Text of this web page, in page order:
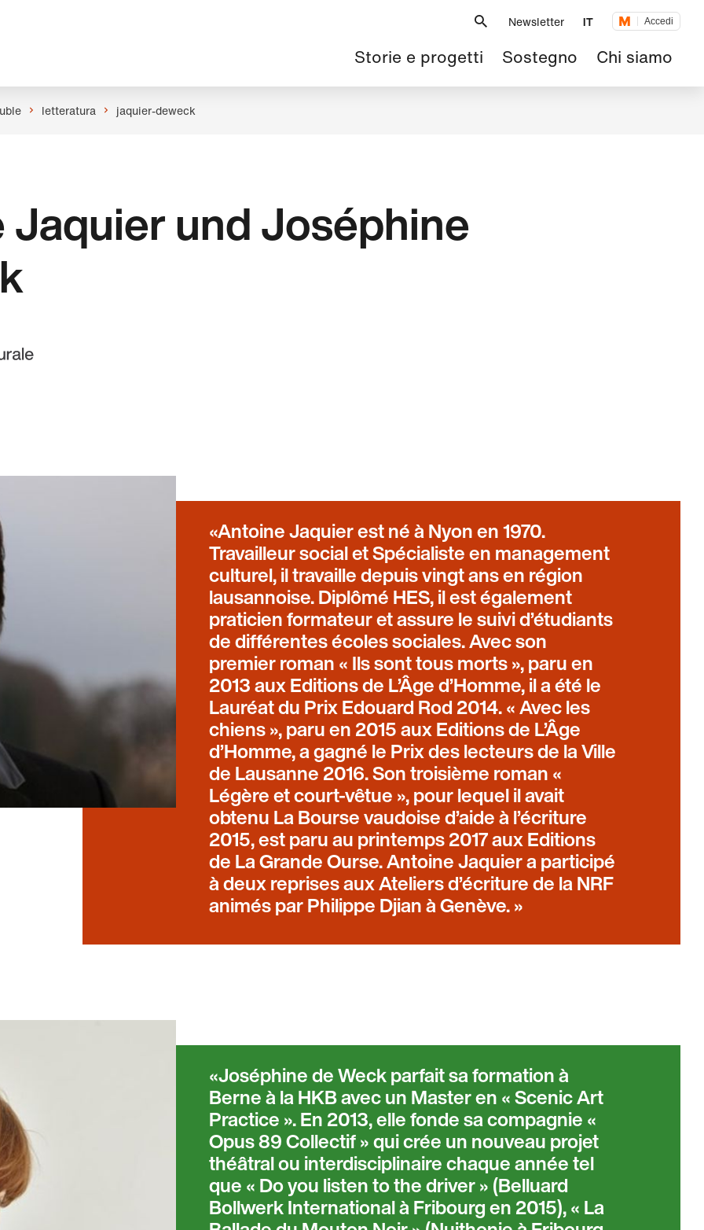
Newsletter IT Accedi
Navigazione
principale
Storie e progetti Sostegno Chi siamo
letteratura jaquier-deweck
und Joséphine
Antoine Jaquier est né à Nyon en 1970.
Travailleur social et Spécialiste en management
culturel, il travaille depuis vingt ans en région
lausannoise. Diplômé HES, il est également
praticien formateur et assure le suivi d’étudiants
de différentes écoles sociales. Avec son
premier roman « Ils sont tous morts », paru en
2013 aux Editions de L’Âge d’Homme, il a été le
Lauréat du Prix Edouard Rod 2014. « Avec les
chiens », paru en 2015 aux Editions de L’Âge
d’Homme, a gagné le Prix des lecteurs de la Ville
de Lausanne 2016. Son troisième roman «
Légère et court-vêtue », pour lequel il avait
obtenu La Bourse vaudoise d’aide à l’écriture
2015, est paru au printemps 2017 aux Editions
de La Grande Ourse. Antoine Jaquier a participé
à deux reprises aux Ateliers d’écriture de la NRF
animés par Philippe Djian à Genève.
Joséphine de Weck parfait sa formation à
Berne à la HKB avec un Master en « Scenic Art
Practice ». En 2013, elle fonde sa compagnie «
Opus 89 Collectif » qui crée un nouveau projet
théâtral ou interdisciplinaire chaque année tel
que « Do you listen to the driver » (Belluard
Bollwerk International à Fribourg en 2015), « La